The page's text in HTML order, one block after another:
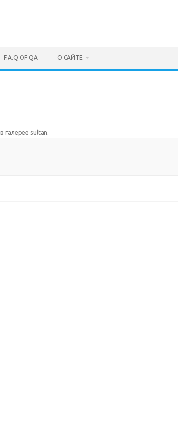
F.A.Q OF QA О САЙТЕ
в галерее sultan.